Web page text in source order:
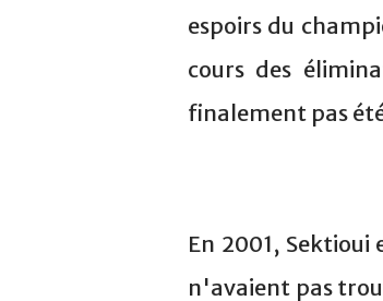
espoirs du
cours des
finalement pas
En 2001,
n'avaient pas